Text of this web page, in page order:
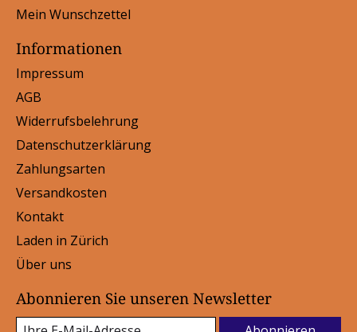
Mein Wunschzettel
Informationen
Impressum
AGB
Widerrufsbelehrung
Datenschutzerklärung
Zahlungsarten
Versandkosten
Kontakt
Laden in Zürich
Über uns
Abonnieren Sie unseren Newsletter